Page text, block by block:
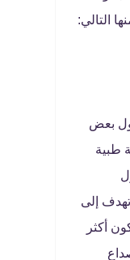
التالي:
بعض
طبية
تهدف إلى
أكثر